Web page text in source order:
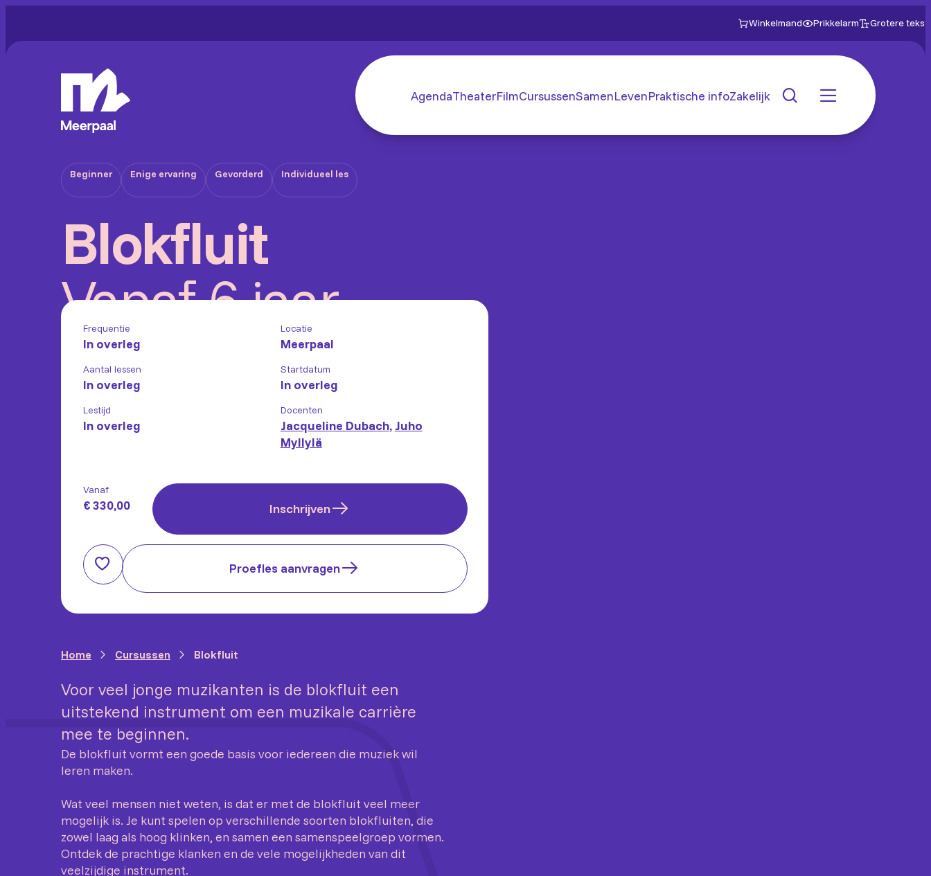
Winkelmand Prikkelarm Grotere tekst
AgendaTheaterFilmCursussenSamenLevenPraktische infoZakelijk
Beginner Enige ervaring Gevorderd Individueel les
Blokfluit
Vanaf 6 jaar
Frequentie
In overleg
Locatie
Meerpaal
Aantal lessen
In overleg
Startdatum
In overleg
Lestijd
In overleg
Docenten
Jacqueline Dubach, Juho
Myllylä
Vanaf
€ 330,00 Inschrijven
Proefles aanvragen
Home Cursussen Blokfluit
Voor veel jonge muzikanten is de blokfluit een
uitstekend instrument om een muzikale carrière
mee te beginnen.
De blokfluit vormt een goede basis voor iedereen die muziek wil
leren maken.
Wat veel mensen niet weten, is dat er met de blokfluit veel meer
mogelijk is. Je kunt spelen op verschillende soorten blokfluiten, die
zowel laag als hoog klinken, en samen een samenspeelgroep vormen.
Ontdek de prachtige klanken en de vele mogelijkheden van dit
veelzijdige instrument.